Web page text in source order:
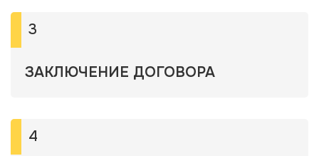
3
ЗАКЛЮЧЕНИЕ ДОГОВОРА
4